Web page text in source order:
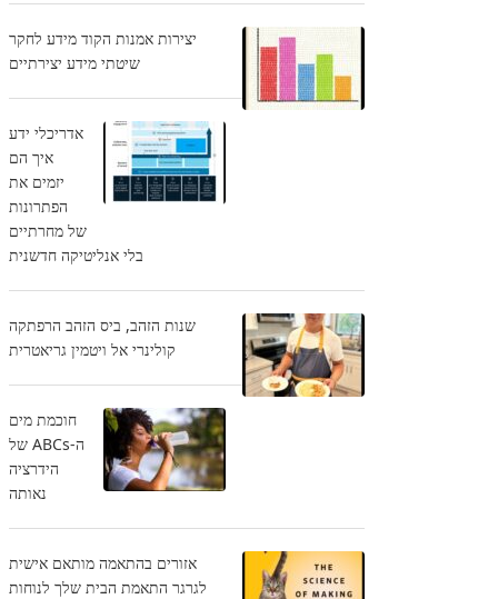
יצירות אמנות הקוד מידע לחקר
שיטתי מידע יצירתיים
אדריכלי ידע
איך הם
יזמים את
הפתרונות
של מחרתיים
בלי אנליטיקה חדשנית
שנות הזהב, ביס הזהב הרפתקה
קולינרי אל ויטמין גריאטרית
חוכמת מים
ה-ABCs של
הידרציה
נאותה
אזורים בהתאמה מותאם אישית
לגרגר התאמת הבית שלך לנוחות